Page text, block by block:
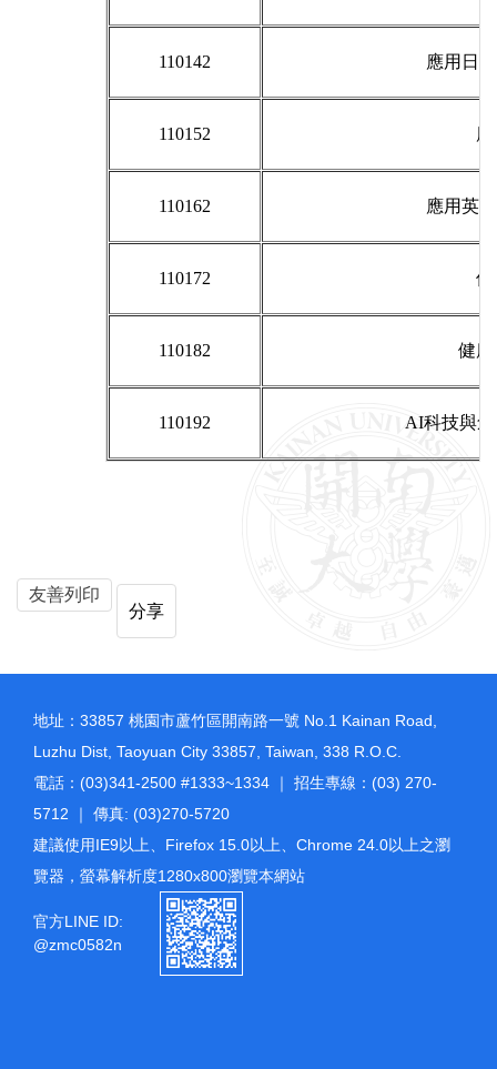
110142 應用日
110152
110162 應用英
110172 保
110182 健
110192 AI科技與
友善列印
分享
地址：33857 桃園市蘆竹區開南路一號 No.1 Kainan Road,
Luzhu Dist, Taoyuan City 33857, Taiwan, 338 R.O.C.
電話：(03)341-2500 #1333~1334 ｜ 招生專線：(03) 270-
5712 ｜ 傳真: (03)270-5720
建議使用IE9以上、Firefox 15.0以上、Chrome 24.0以上之瀏
覽器，螢幕解析度1280x800瀏覽本網站
官方LINE ID:
@zmc0582n